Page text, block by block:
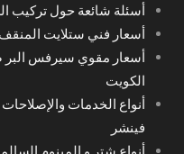
أسئلة شائعة حول تركيب
أسعار فني ستلايت
أسعار مقوي سيرفس البر
الكويت
أنواع الخدمات
فينشر
أنواع شتر و المينوم